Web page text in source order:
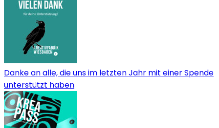
Danke an alle, die uns im letzten Jahr mit einer Spende
unterstützt haben